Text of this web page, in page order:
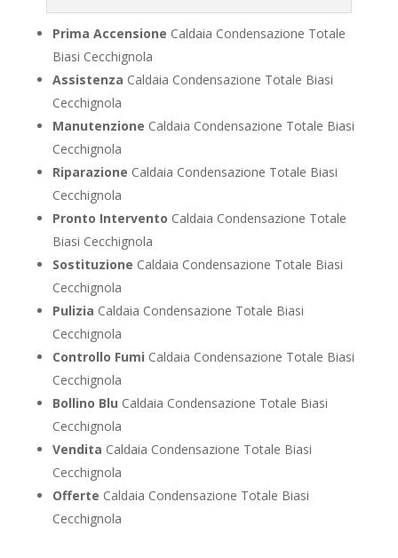
Prima Accensione Caldaia Condensazione Totale
Biasi Cecchignola
Assistenza Caldaia Condensazione Totale Biasi
Cecchignola
Manutenzione Caldaia Condensazione Totale Biasi
Cecchignola
Riparazione Caldaia Condensazione Totale Biasi
Cecchignola
Pronto Intervento Caldaia Condensazione Totale
Biasi Cecchignola
Sostituzione Caldaia Condensazione Totale Biasi
Cecchignola
Pulizia Caldaia Condensazione Totale Biasi
Cecchignola
Controllo Fumi Caldaia Condensazione Totale Biasi
Cecchignola
Bollino Blu Caldaia Condensazione Totale Biasi
Cecchignola
Vendita Caldaia Condensazione Totale Biasi
Cecchignola
Offerte Caldaia Condensazione Totale Biasi
Cecchignola